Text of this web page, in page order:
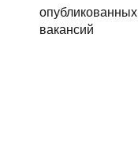
опубликованных
вакансий